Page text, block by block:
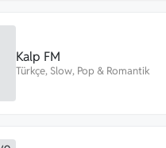
Kalp FM
Türkçe, Slow, Pop & Romantik